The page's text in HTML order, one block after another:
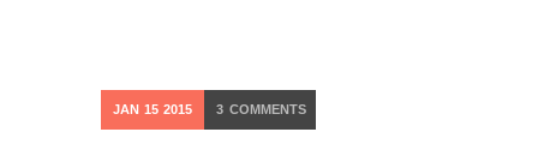
JAN 15 2015 3 COMMENTS